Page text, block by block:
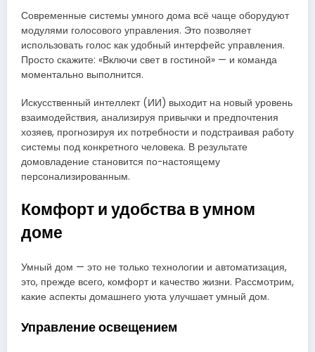
Современные системы умного дома всё чаще оборудуют
модулями голосового управления. Это позволяет
использовать голос как удобный интерфейс управления.
Просто скажите: «Включи свет в гостиной» — и команда
моментально выполнится.
Искусственный интеллект (ИИ) выходит на новый уровень
взаимодействия, анализируя привычки и предпочтения
хозяев, прогнозируя их потребности и подстраивая работу
системы под конкретного человека. В результате
домовладение становится по-настоящему
персонализированным.
Комфорт и удобства в умном
доме
Умный дом — это не только технологии и автоматизация,
это, прежде всего, комфорт и качество жизни. Рассмотрим,
какие аспекты домашнего уюта улучшает умный дом.
Управление освещением